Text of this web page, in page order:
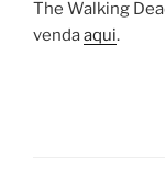
The Walking
vendaaqui.